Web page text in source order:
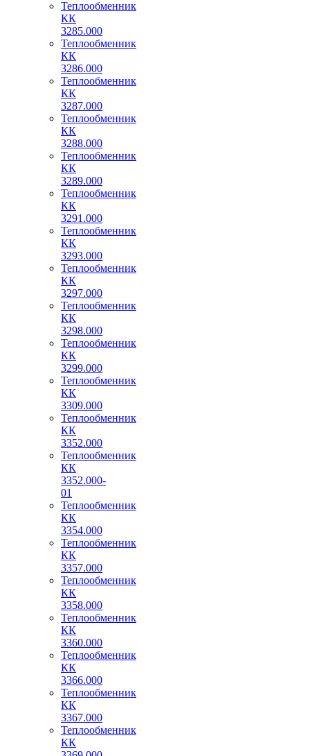
Теплообменник
КК
3285.000
Теплообменник
КК
3286.000
Теплообменник
КК
3287.000
Теплообменник
КК
3288.000
Теплообменник
КК
3289.000
Теплообменник
КК
3291.000
Теплообменник
КК
3293.000
Теплообменник
КК
3297.000
Теплообменник
КК
3298.000
Теплообменник
КК
3299.000
Теплообменник
КК
3309.000
Теплообменник
КК
3352.000
Теплообменник
КК
3352.000-
01
Теплообменник
КК
3354.000
Теплообменник
КК
3357.000
Теплообменник
КК
3358.000
Теплообменник
КК
3360.000
Теплообменник
КК
3366.000
Теплообменник
КК
3367.000
Теплообменник
КК